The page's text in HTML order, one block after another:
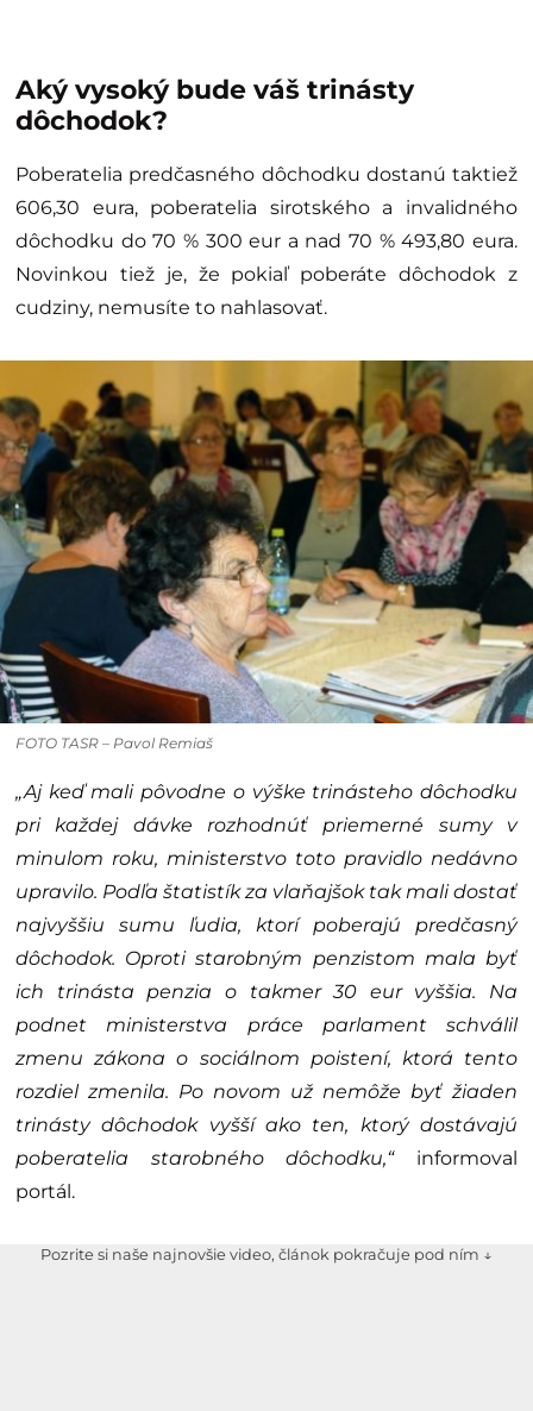
Aký vysoký bude váš trinásty
dôchodok?
Poberatelia predčasného dôchodku dostanú taktiež
606,30 eura, poberatelia sirotského a invalidného
dôchodku do 70 % 300 eur a nad 70 % 493,80 eura.
Novinkou tiež je, že pokiaľ poberáte dôchodok z
cudziny, nemusíte to nahlasovať.
FOTO TASR – Pavol Remiaš
„Aj keď mali pôvodne o výške trinásteho dôchodku
pri každej dávke rozhodnúť priemerné sumy v
minulom roku, ministerstvo toto pravidlo nedávno
upravilo. Podľa štatistík za vlaňajšok tak mali dostať
najvyššiu sumu ľudia, ktorí poberajú predčasný
dôchodok. Oproti starobným penzistom mala byť
ich trinásta penzia o takmer 30 eur vyššia. Na
podnet ministerstva práce parlament schválil
zmenu zákona o sociálnom poistení, ktorá tento
rozdiel zmenila. Po novom už nemôže byť žiaden
trinásty dôchodok vyšší ako ten, ktorý dostávajú
poberatelia starobného dôchodku,“informoval
portál.
Pozrite si naše najnovšie video, článok pokračuje pod ním ↓